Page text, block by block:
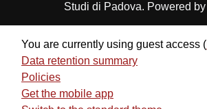
Studi di Padova. Powered by
You are currently using guest access (
Data retention summary
Policies
Get the mobile app